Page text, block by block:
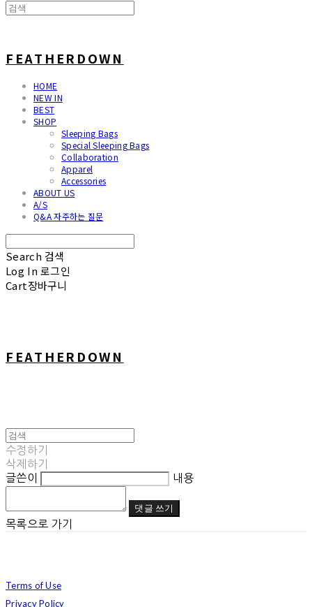
FEATHERDOWN
HOME
NEW IN
BEST
SHOP
Sleeping Bags
Special Sleeping Bags
Collaboration
Apparel
Accessories
ABOUT US
A/S
Q&A 자주하는 질문
Search 검색
Log In 로그인
Cart장바구니
FEATHERDOWN
수정하기
삭제하기
글쓴이
내용
댓글 쓰기
목록으로 가기
Terms of Use
Privacy Policy